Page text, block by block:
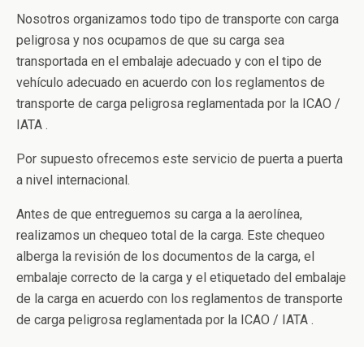
Nosotros organizamos todo tipo de transporte con carga
peligrosa y nos ocupamos de que su carga sea
transportada en el embalaje adecuado y con el tipo de
vehículo adecuado en acuerdo con los reglamentos de
transporte de carga peligrosa reglamentada por la ICAO /
IATA .
Por supuesto ofrecemos este servicio de puerta a puerta
a nivel internacional.
Antes de que entreguemos su carga a la aerolínea,
realizamos un chequeo total de la carga. Este chequeo
alberga la revisión de los documentos de la carga, el
embalaje correcto de la carga y el etiquetado del embalaje
de la carga en acuerdo con los reglamentos de transporte
de carga peligrosa reglamentada por la ICAO / IATA .